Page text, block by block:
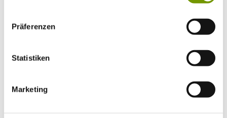
Präferenzen
Statistiken
Marketing
Service
Social Media